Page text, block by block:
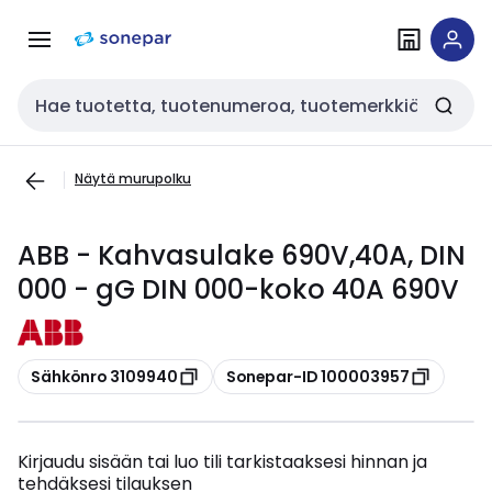
navigointiinsisältöön
Haku
Näytä murupolku
ABB - Kahvasulake 690V,40A, DIN
000 - gG DIN 000-koko 40A 690V
Kopioi
Sähkönro 3109940 Kopioi
Sonepar-ID 100003957
Kirjaudu sisään tai luo tili tarkistaaksesi hinnan ja
tehdäksesi tilauksen